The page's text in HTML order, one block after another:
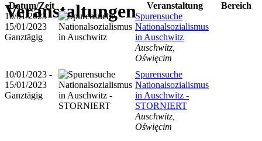
Veranstaltungen
Datum/Zeit Veranstaltung
Bereich
10/01/2023 -
15/01/2023
Ganztägig
Spurensuche
Nationalsozialismus
in Auschwitz
Auschwitz,
Oświęcim
10/01/2023 -
15/01/2023
Ganztägig
Spurensuche
Nationalsozialismus
in Auschwitz -
STORNIERT
Auschwitz,
Oświęcim